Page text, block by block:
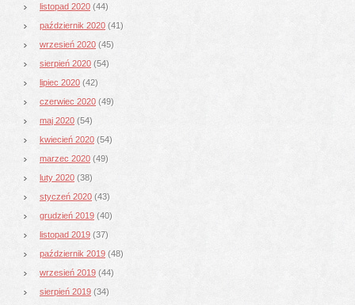
listopad 2020 (44)
październik 2020 (41)
wrzesień 2020 (45)
sierpień 2020 (54)
lipiec 2020 (42)
czerwiec 2020 (49)
maj 2020 (54)
kwiecień 2020 (54)
marzec 2020 (49)
luty 2020 (38)
styczeń 2020 (43)
grudzień 2019 (40)
listopad 2019 (37)
październik 2019 (48)
wrzesień 2019 (44)
sierpień 2019 (34)